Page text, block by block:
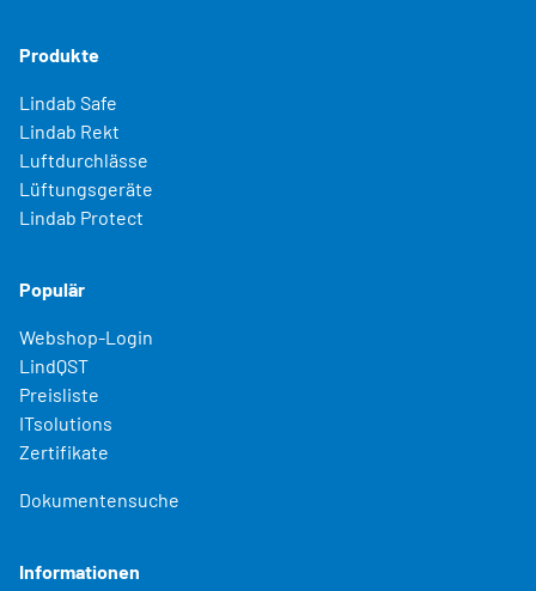
Produkte
Lindab Safe
Lindab Rekt
Luftdurchlässe
Lüftungsgeräte
Lindab Protect
Populär
Webshop-Login
LindQST
Preisliste
ITsolutions
Zertifikate
Dokumentensuche
Informationen